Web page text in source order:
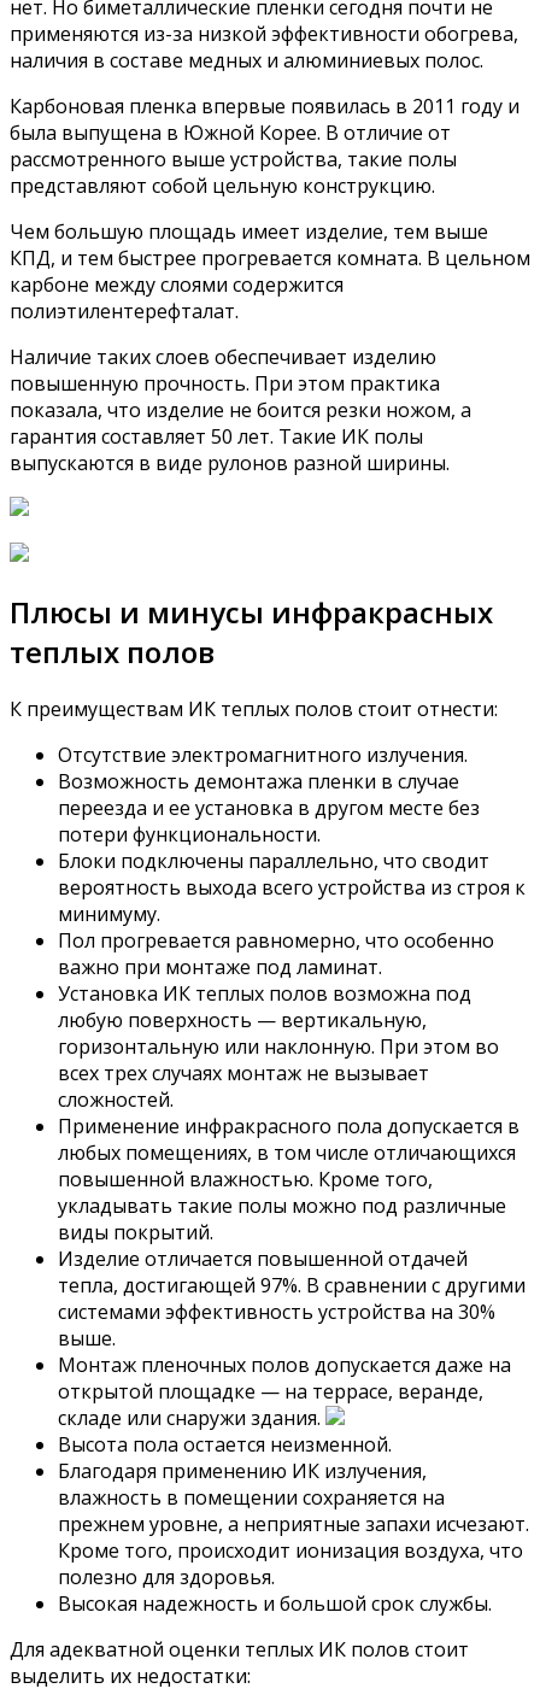
нет. Но биметаллические пленки сегодня почти не
применяются из-за низкой эффективности обогрева,
наличия в составе медных и алюминиевых полос.
Карбоновая пленка впервые появилась в 2011 году и
была выпущена в Южной Корее. В отличие от
рассмотренного выше устройства, такие полы
представляют собой цельную конструкцию.
Чем большую площадь имеет изделие, тем выше
КПД, и тем быстрее прогревается комната. В цельном
карбоне между слоями содержится
полиэтилентерефталат.
Наличие таких слоев обеспечивает изделию
повышенную прочность. При этом практика
показала, что изделие не боится резки ножом, а
гарантия составляет 50 лет. Такие ИК полы
выпускаются в виде рулонов разной ширины.
Плюсы и минусы инфракрасных
теплых полов
К преимуществам ИК теплых полов стоит отнести:
Отсутствие электромагнитного излучения.
Возможность демонтажа пленки в случае
переезда и ее установка в другом месте без
потери функциональности.
Блоки подключены параллельно, что сводит
вероятность выхода всего устройства из строя к
минимуму.
Пол прогревается равномерно, что особенно
важно при монтаже под ламинат.
Установка ИК теплых полов возможна под
любую поверхность — вертикальную,
горизонтальную или наклонную. При этом во
всех трех случаях монтаж не вызывает
сложностей.
Применение инфракрасного пола допускается в
любых помещениях, в том числе отличающихся
повышенной влажностью. Кроме того,
укладывать такие полы можно под различные
виды покрытий.
Изделие отличается повышенной отдачей
тепла, достигающей 97%. В сравнении с другими
системами эффективность устройства на 30%
выше.
Монтаж пленочных полов допускается даже на
открытой площадке — на террасе, веранде,
складе или снаружи здания.
Высота пола остается неизменной.
Благодаря применению ИК излучения,
влажность в помещении сохраняется на
прежнем уровне, а неприятные запахи исчезают.
Кроме того, происходит ионизация воздуха, что
полезно для здоровья.
Высокая надежность и большой срок службы.
Для адекватной оценки теплых ИК полов стоит
выделить их недостатки: